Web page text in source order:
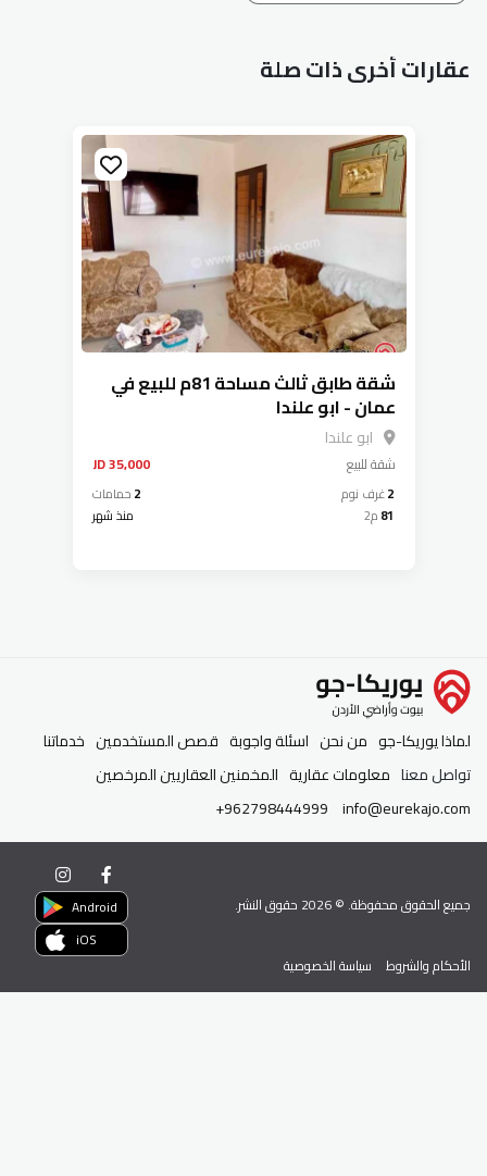
عقارات أخرى ذات صلة
شقة طابق ثالث مساحة 81م للبيع في
عمان - ابو علندا
ابو علندا
شقةللبيع 35,000 JD
2غرف نوم 2حمامات
81م2 منذ شهر
لماذا يوريكا-جو من نحن اسئلة واجوبة قصص المستخدمين خدماتنا
تواصل معنا معلومات عقارية المخمنين العقاريين المرخصين
info@eurekajo.com
+962798444999
جميع الحقوق محفوظة. ©2026 حقوق النشر.
Android
iOS
الأحكام والشروط
سياسة الخصوصية